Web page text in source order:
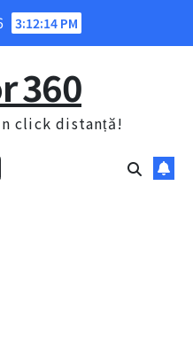
3:12:15 PM
360
click distanță!